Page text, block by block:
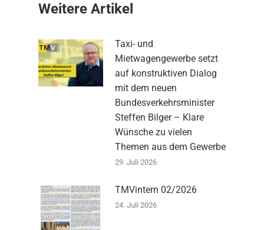
Weitere Artikel
Taxi- und
Mietwagengewerbe setzt
auf konstruktiven Dialog
mit dem neuen
Bundesverkehrsminister
Steffen Bilger – Klare
Wünsche zu vielen
Themen aus dem Gewerbe
29. Juli 2026
TMVintern 02/2026
24. Juli 2026